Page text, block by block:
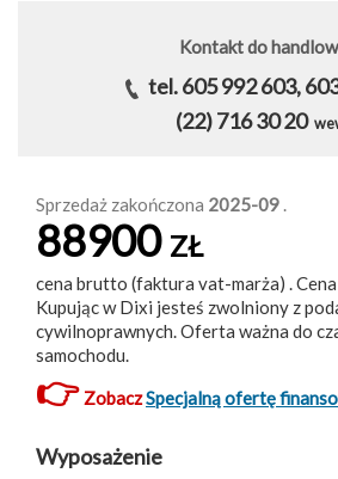
Kontakt do
tel. 605 992 603,
(22) 716 30 20
Sprzedaż zakończona 2025-09
88900 ZŁ
cena brutto (faktura vat-marża) .
Kupując w Dixi jesteś zwolniony z
cywilnoprawnych. Oferta ważna do
samochodu.
👉 ZobaczSpecjalną ofertę
Wyposażenie